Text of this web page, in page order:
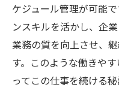
ケジュール管理が可能
ンスキルを活かし、企
業務の質を向上させ、
す。このような働きや
ってこの仕事を続ける秘